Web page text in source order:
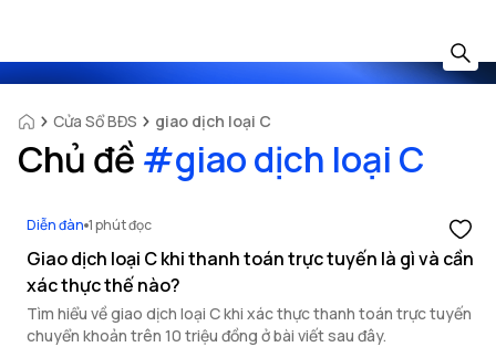
Cửa Sổ BĐS giao dịch loại C
Chủ đề #giao dịch loại C
Diễn đàn 1 phút đọc
Giao dịch loại C khi thanh toán trực tuyến là gì và cần
xác thực thế nào?
Tìm hiểu về giao dịch loại C khi xác thực thanh toán trực tuyến
chuyển khoản trên 10 triệu đồng ở bài viết sau đây.